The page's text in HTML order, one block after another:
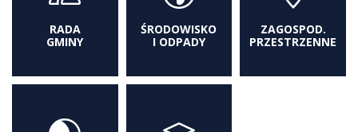
RADA
GMINY
ŚRODOWISKO
I ODPADY
ZAGOSPOD.
PRZESTRZENNE